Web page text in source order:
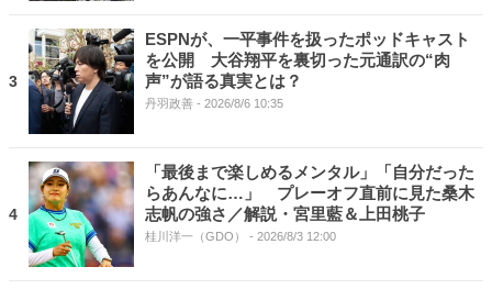
3
ESPNが、一平事件を扱ったポッドキャスト
を公開 大谷翔平を裏切った元通訳の“肉
声”が語る真実とは？
丹羽政善 - 2026/8/6 10:35
4
「最後まで楽しめるメンタル」「自分だった
らあんなに…」 プレーオフ直前に見た桑木
志帆の強さ／解説・宮里藍＆上田桃子
桂川洋一（GDO） - 2026/8/3 12:00